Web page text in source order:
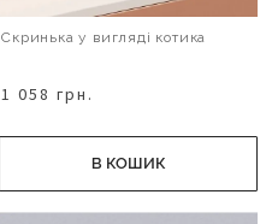
Скринька у вигляді котика
1 058 грн.
В КОШИК